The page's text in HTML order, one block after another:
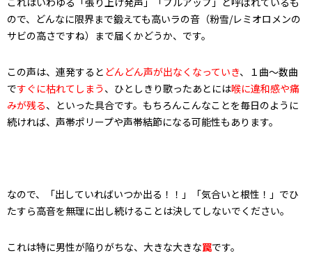
ので、どんなに限界まで鍛えても高いラの音（粉雪/レミオロメンの
サビの高さですね）まで届くかどうか、です。
この声は、連発すると どんどん声が出なくなっていき、１曲～数曲
ですぐに枯れてしまう、ひとしきり歌ったあとには喉に違和感や痛
みが残る、といった具合です。もちろんこんなことを毎日のように
続ければ、声帯ポリープや声帯結節になる可能性もあります。
なので、「出していればいつか出る！！」「気合いと根性！」でひ
たすら高音を無理に出し続けることは決してしないでください。
これは特に男性が陥りがちな、大きな大きな罠です。